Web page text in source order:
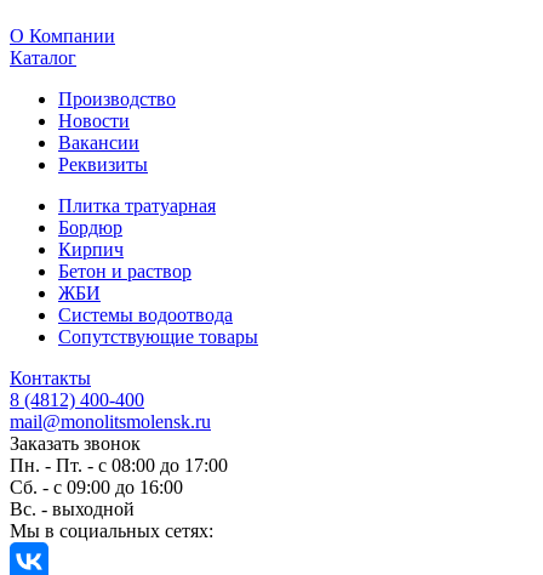
O Компании
Каталог
Производство
Новости
Вакансии
Реквизиты
Плитка тратуарная
Бордюр
Кирпич
Бетон и раствор
ЖБИ
Системы водоотвода
Сопутствующие товары
Контакты
8 (4812) 400-400
mail@monolitsmolensk.ru
Заказать звонок
Пн. - Пт. - с 08:00 до 17:00
Сб. - с 09:00 до 16:00
Вс. - выходной
Мы в социальных сетях: